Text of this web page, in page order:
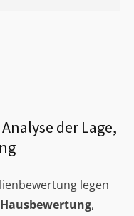
Analyse der Lage,
legen
Hausbewertung,